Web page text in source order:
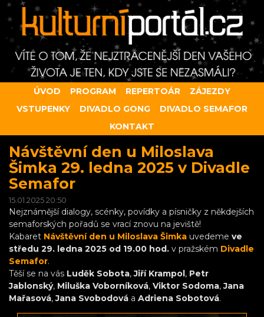
ÚVOD PROGRAM REPERTOÁR
ZÁJEZDY
VSTUPENKY
DIVADLO GONG
DIVADLO SEMAFOR
KONTAKT
Návštěvní den u Miloslava
Šimka 29. ledna 2025 v Divadle
Semafor
15.01.2025 20:50
Nejznámější dialogy, scénky, povídky a písničky z někdejších
semaforských pořadů se vrací znovu na jeviště!
Kabaret Návštěvní den u Miloslava Šimka uvedeme ve
středu 29. ledna 2025 od 19.00 hod. v pražském Divadle
Semafor.
Těší se na vás Luděk Sobota,Jiří Krampol, Petr
Jablonský, Miluška Voborníková, Viktor Sodoma,Jana
Mařasová,Jana Svobodová a Adriena Sobotová.